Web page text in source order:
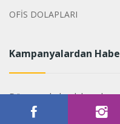
OFİS DOLAPLARI
Kampanyalardan
Dönemsel olarak
olabilirsiniz.